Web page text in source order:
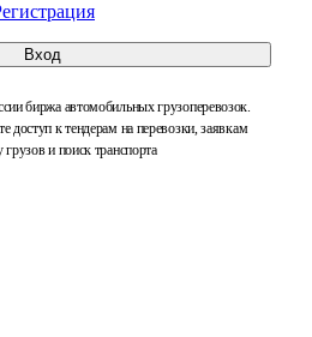
Вход
биржа автомобильных грузоперевозок.
доступ к тендерам на перевозки, заявкам
грузов и поиск транспорта